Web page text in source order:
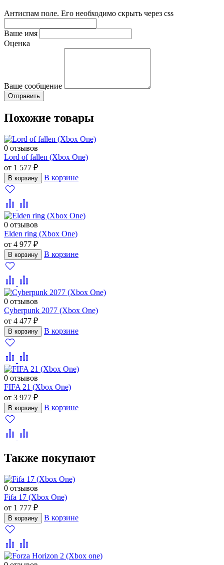
Антиспам поле. Его необходимо скрыть через css
Ваше имя
Оценка
Ваше сообщение
Похожие товары
0 отзывов
Lord of fallen (Xbox One)
от 1 577 ₽
В корзину В корзине
0 отзывов
Elden ring (Xbox One)
от 4 977 ₽
В корзину В корзине
0 отзывов
Cyberpunk 2077 (Xbox One)
от 4 477 ₽
В корзину В корзине
0 отзывов
FIFA 21 (Xbox One)
от 3 977 ₽
В корзину В корзине
Также покупают
0 отзывов
Fifa 17 (Xbox One)
от 1 777 ₽
В корзину В корзине